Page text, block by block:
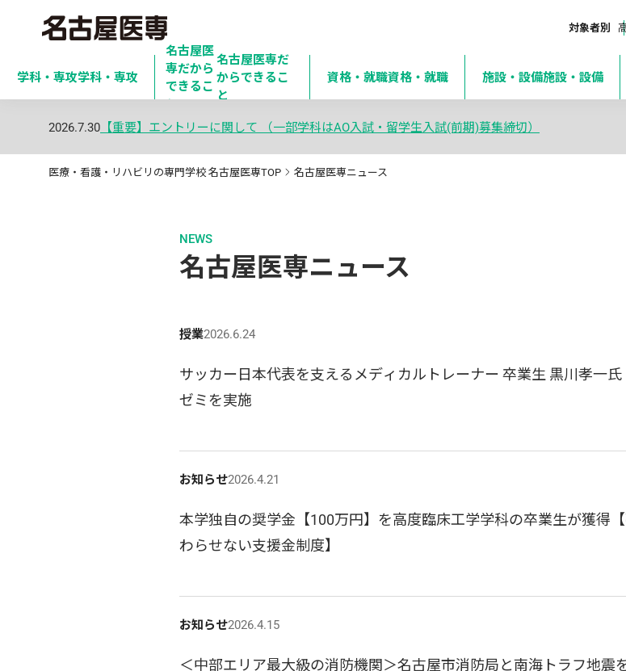
対象者別
学科・専攻学科・専攻
名古屋医
専だから
できるこ
と
名古屋医専だ
からできるこ
と
資格・就職資格・就職 施設・設備施設・設備
2026.7.30 【重要】エントリーに関して （一部学科はAO入試・留学生入試(前期)募集締切）
医療・看護・リハビリの専門学校 名古屋医専TOP 名古屋医専ニュース
NEWS
名古屋医専ニュース
授業2026.6.24
サッカー日本代表を支えるメディカルトレーナー 卒業生 黒川孝一氏
ゼミを実施
お知らせ2026.4.21
本学独自の奨学金【100万円】を高度臨床工学学科の卒業生が獲得
わらせない支援金制度】
お知らせ2026.4.15
＜中部エリア最大級の消防機関＞名古屋市消防局と南海トラフ地震